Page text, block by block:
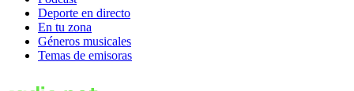
Deporte en directo
En tu zona
Géneros musicales
Temas de emisoras